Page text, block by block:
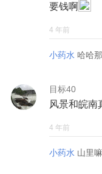
要钱啊
4 年前
小药水 哈哈
目标40
风景和皖南
4 年前
小药水 山里嘛